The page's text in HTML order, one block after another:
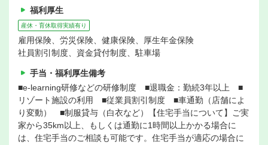
福利厚生
産休・育休取得実績有り
雇用保険、労災保険、健康保険、厚生年金保険
社員割引制度、資金貸付制度、駐車場
手当・福利厚生備考
■e-learning研修などの研修制度 ■退職金：勤続3年以上 ■
リゾート施設の利用 ■従業員割引制度 ■車通勤（店舗によ
り変動） ■制服貸与（白衣など）【住宅手当について】ご実
家から35km以上、もしくは通勤に1時間以上かかる場合に
は、住宅手当のご相談も可能です。住宅手当が適応の場合に